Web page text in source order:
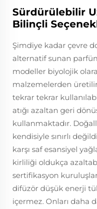
Sürdürülebilir
Bilinçli
Şimdiye kadar çevre
alternatif sunan
modeller biyolojik
malzemelerden
tekrar tekrar
atığı azaltan geri
kullanmaktadır.
kendisiyle sınırlı
karşı saf esansiyel
kirliliği oldukça
sertifikasyon
difüzör düşük enerji
içermez. Onları daha